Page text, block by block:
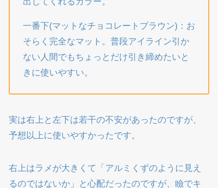
一番下(マットなチョコレートブラウン)：お
そらく完全なマット。普段アイライン引か
ない人間でもちょっとだけ引き締めたいと
きに使いやすい。
実は右上と左下は若干の不安があったのですが、
予想以上に使いやすかったです。
右上はラメが大きくて「アルミくずのように見え
るのではないか」と心配だったのですが、瞼でキ